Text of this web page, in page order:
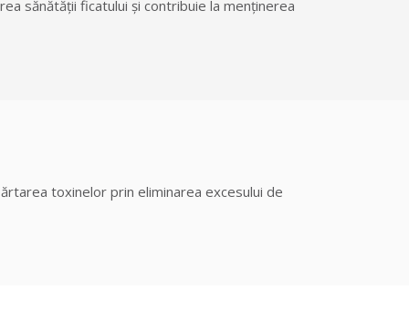
sănătății ficatului și contribuie la menținerea
toxinelor prin eliminarea excesului de